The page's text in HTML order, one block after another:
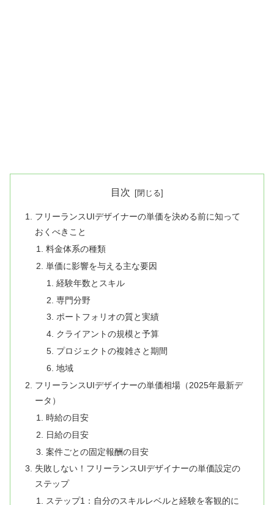
目次
フリーランスUIデザイナーの単価を決める前に知って
おくべきこと
料金体系の種類
単価に影響を与える主な要因
経験年数とスキル
専門分野
ポートフォリオの質と実績
クライアントの規模と予算
プロジェクトの複雑さと期間
地域
フリーランスUIデザイナーの単価相場（2025年最新デ
ータ）
時給の目安
日給の目安
案件ごとの固定報酬の目安
失敗しない！フリーランスUIデザイナーの単価設定の
ステップ
ステップ1：自分のスキルレベルと経験を客観的に